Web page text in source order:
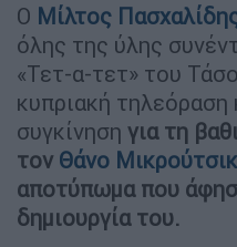
Ο Μίλτος
όλης της ύλης
«Τετ-α-τετ» του
κυπριακή τηλεόραση
συγκίνηση για τη
τον Θάνο
αποτύπωμα που
δημιουργία του.